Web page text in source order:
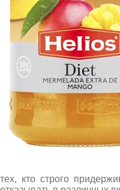
тех, кто строго